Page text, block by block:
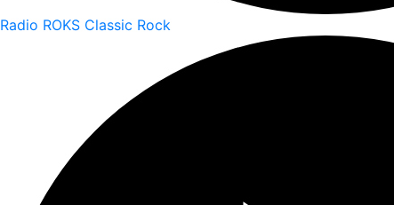
Radio ROKS Classic Rock